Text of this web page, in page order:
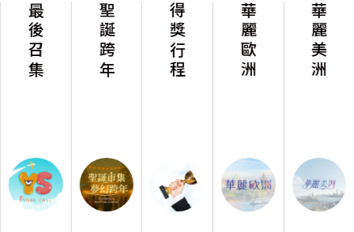
最後召集 聖誕跨年 得獎行程 華麗歐洲 華麗美洲